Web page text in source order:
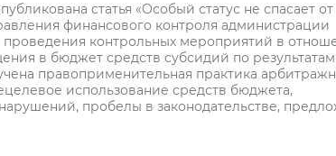
статья «Особый статус не спасает от
финансового контроля администрации
контрольных мероприятий в
в бюджет средств субсидий по результатам
правоприменительная практика
использование средств бюджета,
пробелы в законодательстве,